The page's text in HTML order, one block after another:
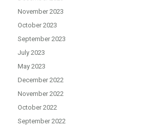
November 2023
October 2023
September 2023
July 2023
May 2023
December 2022
November 2022
October 2022
September 2022